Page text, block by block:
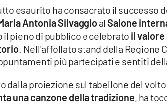
esaurito ha consacrato il successo
Antonia Silvaggioal Salone
il pieno di pubblico e celebrato il valore
. Nell'affollato stand della Regione
più partecipati e sentiti
dalla proiezione sul tabellone del volto
una canzone della tradizione, ha